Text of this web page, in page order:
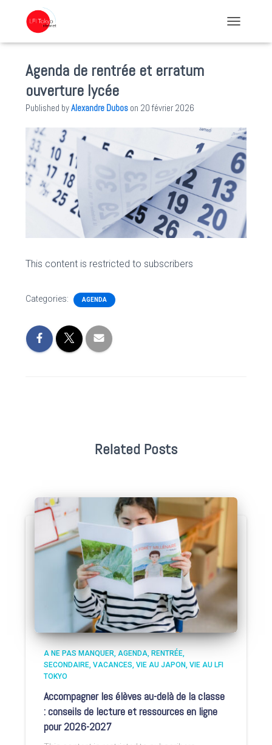
Agenda de rentrée et erratum
ouverture lycée
Published byAlexandre Dubos on 20 février 2026
This content is restricted to subscribers
Categories: AGENDA
Related Posts
A NE PAS MANQUER AGENDA RENTRÉE
SECONDAIRE VACANCES VIE AU JAPON VIE AU LFI
TOKYO
Accompagner les élèves au-delà de la classe
: conseils de lecture et ressources en ligne
pour 2026-2027